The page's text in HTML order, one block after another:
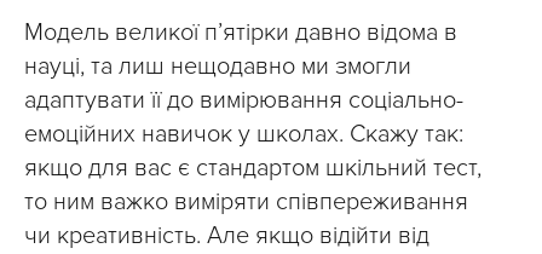
Модель великої п’ятірки давно відома в
науці, та лиш нещодавно ми змогли
адаптувати її до вимірювання соціально-
емоційних навичок у школах. Скажу так:
якщо для вас є стандартом шкільний тест,
то ним важко виміряти співпереживання
чи креативність. Але якщо відійти від